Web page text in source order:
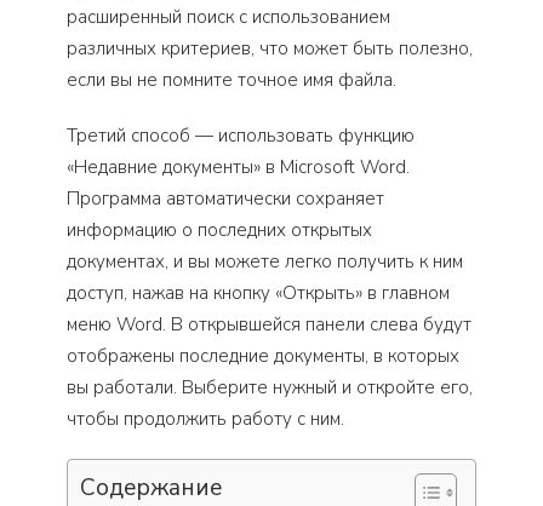
расширенный поиск с использованием
различных критериев, что может быть полезно,
если вы не помните точное имя файла.
Третий способ — использовать функцию
«Недавние документы» в Microsoft Word.
Программа автоматически сохраняет
информацию о последних открытых
документах, и вы можете легко получить к ним
доступ, нажав на кнопку «Открыть» в главном
меню Word. В открывшейся панели слева будут
отображены последние документы, в которых
вы работали. Выберите нужный и откройте его,
чтобы продолжить работу с ним.
Содержание